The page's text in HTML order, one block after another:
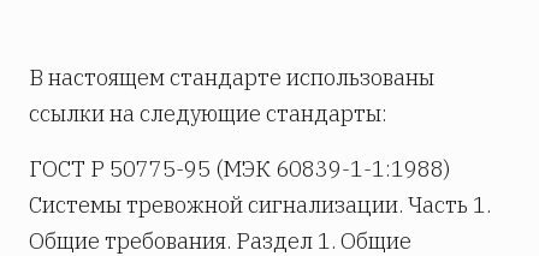
В настоящем стандарте использованы
ссылки на следующие стандарты:
ГОСТ Р 50775-95 (МЭК 60839-1-1:1988)
Системы тревожной сигнализации. Часть 1.
Общие требования. Раздел 1. Общие